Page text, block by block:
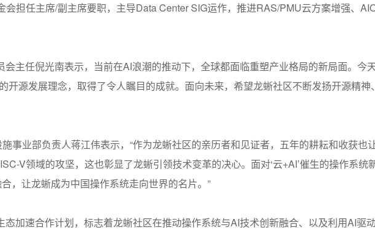
会担任主席/副主席要职，主导Data Center SIG运作，推进RAS/PMU云方案增强、
会主任倪光南表示，当前在AI浪潮的推动下，全球都面临重塑产业格局的新局面。今
开源发展理念，取得了令人瞩目的成就。面向未来，希望龙蜥社区不断发扬开源精神
事业部负责人蒋江伟表示，“作为龙蜥社区的亲历者和见证者，五年的耕耘和收获也
V领域的攻坚，这也彰显了龙蜥引领技术变革的决心。面对‘云+AI’催生的操作系统
，让龙蜥成为中国操作系统走向世界的名片。”
态加速合作计划，标志着龙蜥社区在推动操作系统与AI技术创新融合、以及利用AI驱